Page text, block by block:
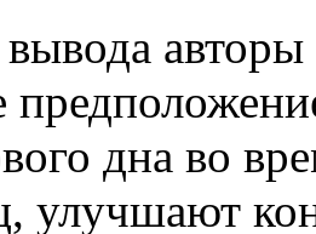
дна во
улучшают